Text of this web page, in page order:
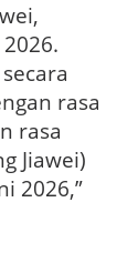
rasa
rasa
Jiawei)
2026,”